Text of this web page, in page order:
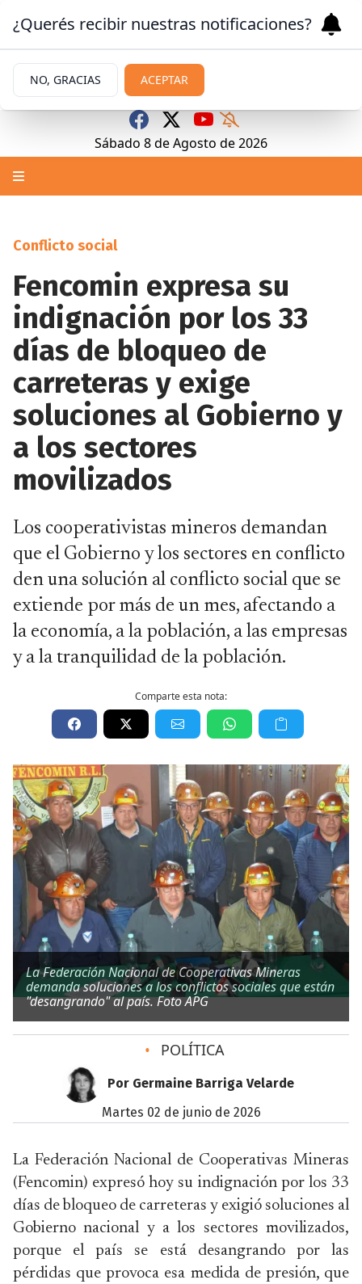
Sábado 8deAgosto de 2026
Conflicto social
Fencomin expresa su
indignación por los 33
días de bloqueo de
carreteras y exige
soluciones al Gobierno y
a los sectores
movilizados
Los cooperativistas mineros demandan
que el Gobierno y los sectores en conflicto
den una solución al conflicto social que se
extiende por más de un mes, afectando a
la economía, a la población, a las empresas
y a la tranquilidad de la población.
Comparte esta nota:
La Federación Nacional de Cooperativas Mineras
demanda soluciones a los conflictos sociales que están
"desangrando" al país. Foto APG
• POLÍTICA
Por Germaine Barriga Velarde
martes 02 de junio de 2026
La Federación Nacional de Cooperativas Mineras
(Fencomin) expresó hoy su indignación por los 33
días de bloqueo de carreteras y exigió soluciones al
Gobierno nacional y a los sectores movilizados,
porque el país se está desangrando por las
pérdidas que provoca esa medida de presión, que
¿Querés recibir nuestras notificaciones?
NO, GRACIAS ACEPTAR